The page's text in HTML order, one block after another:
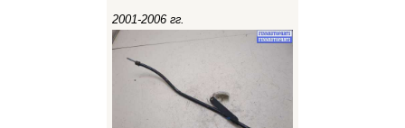
2001-2006 гг.